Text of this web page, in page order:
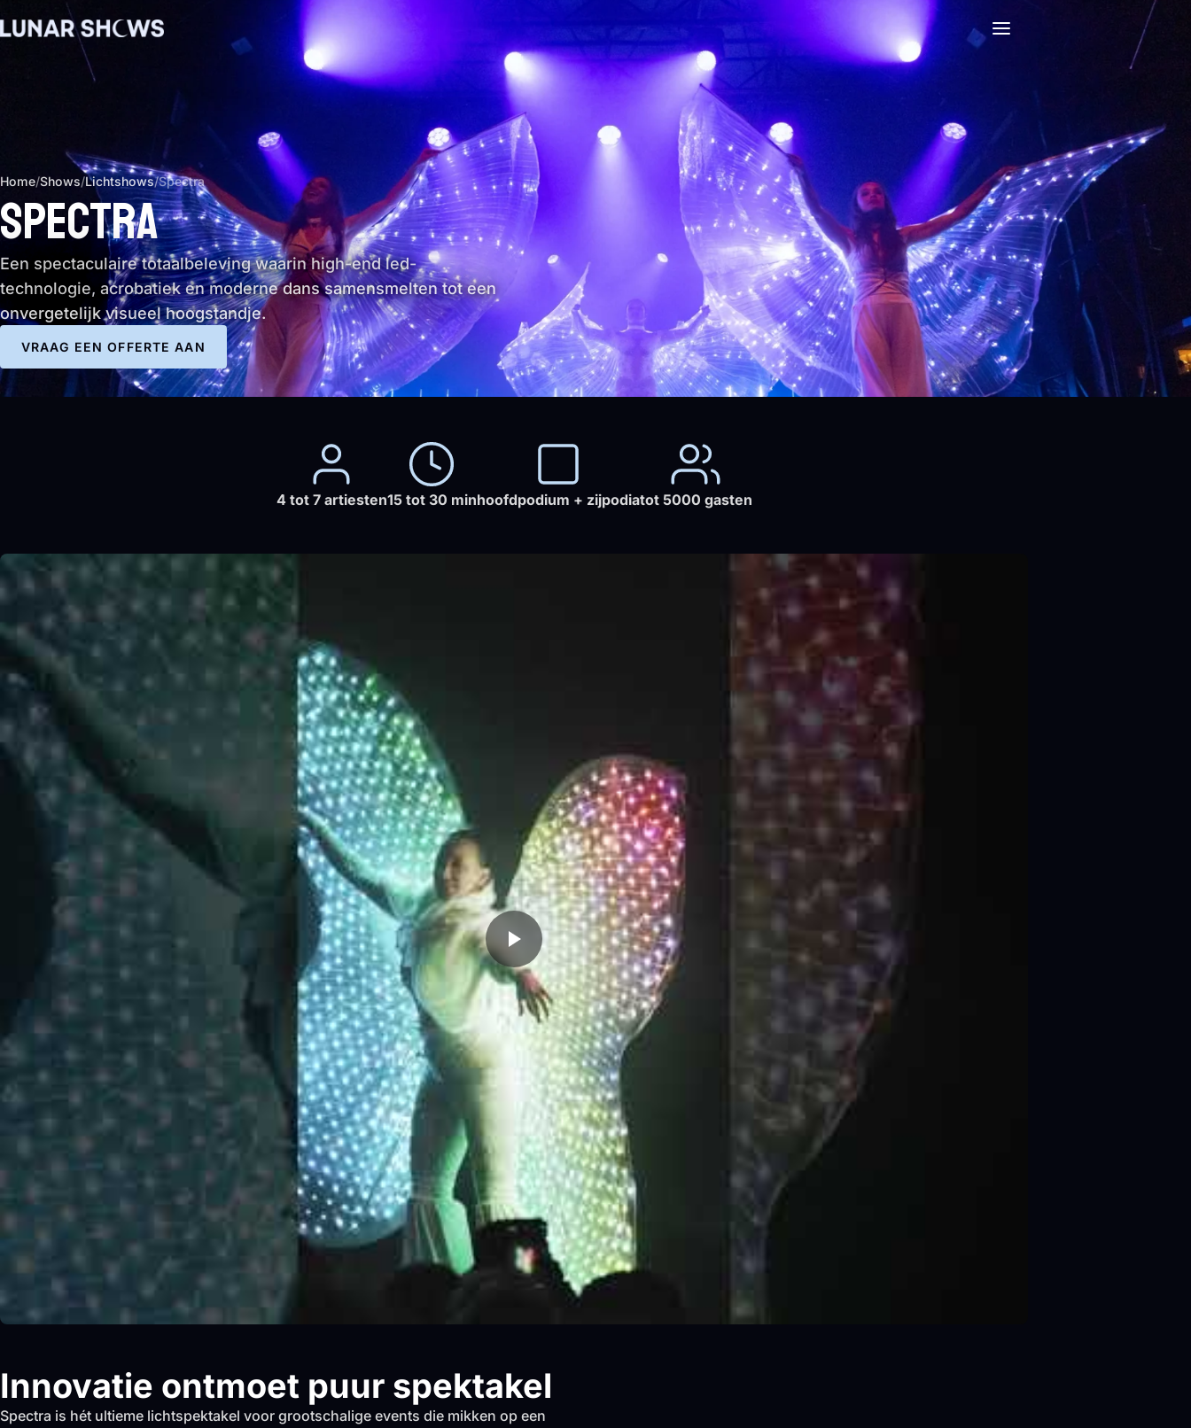
SPECTRA
Een spectaculaire totaalbeleving waarin high-end led-
technologie, acrobatiek en moderne dans samensmelten tot een
onvergetelijk visueel hoogstandje.
VRAAG EEN OFFERTE AAN
Home/Shows/Lichtshows/Spectra
4 tot 7 artiesten15 tot 30 minhoofdpodium + zijpodiatot 5000 gasten
Innovatie ontmoet puur spektakel
Spectra is hét ultieme lichtspektakel voor grootschalige events die mikken op een